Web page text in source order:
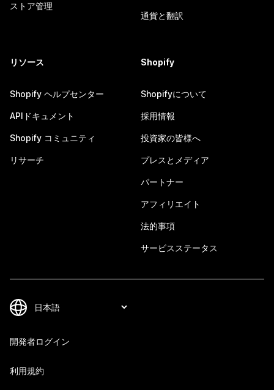
ストア管理
通貨と翻訳
リソース
Shopify ヘルプセンター
APIドキュメント
Shopify コミュニティ
リサーチ
Shopify
Shopifyについて
採用情報
投資家の皆様へ
プレスとメディア
パートナー
アフィリエイト
法的事項
サービスステータス
開発者ログイン
利用規約